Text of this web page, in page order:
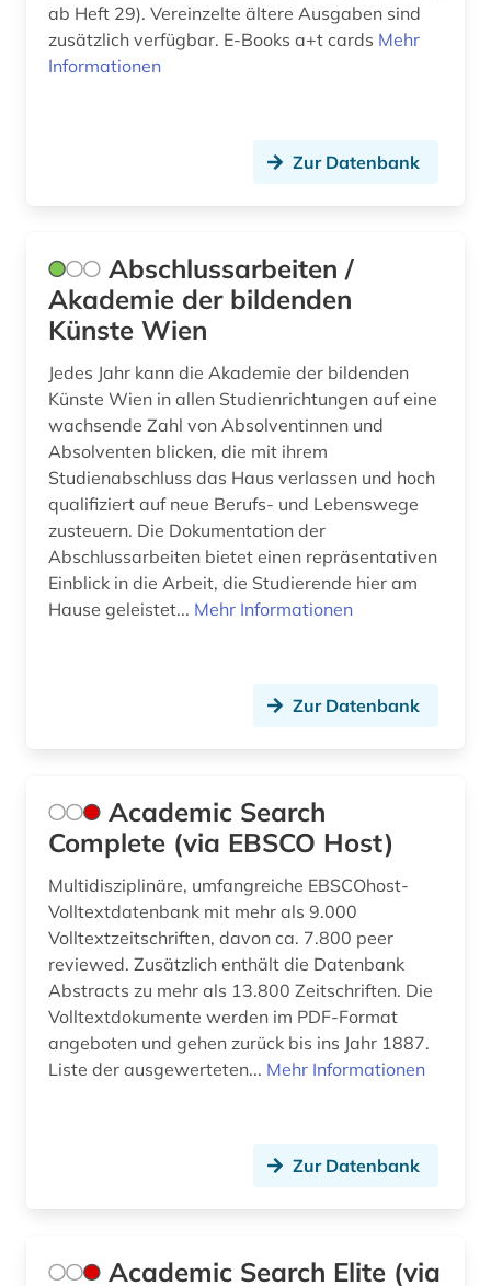
baupreis (2)
baustoff (12)
baustoffe (1)
baustoffkunde (1)
bautechnik (21)
bauteil (2)
bauteile (1)
bauvergabe (2)
bauwerke (1)
bauwirtschaft (4)
bauzeichnung (1)
bauökologie (3)
bayern (3)
ab Heft 29). Vereinzelte ältere Ausgaben sind
zusätzlich verfügbar. E-Books a+t cards Mehr
Informationen
Zur Datenbank
Abschlussarbeiten /
Akademie der bildenden
Künste Wien
Jedes Jahr kann die Akademie der bildenden
Künste Wien in allen Studienrichtungen auf eine
wachsende Zahl von Absolventinnen und
Absolventen blicken, die mit ihrem
Studienabschluss das Haus verlassen und hoch
qualifiziert auf neue Berufs- und Lebenswege
zusteuern. Die Dokumentation der
Abschlussarbeiten bietet einen repräsentativen
Einblick in die Arbeit, die Studierende hier am
Hause geleistet... Mehr Informationen
Zur Datenbank
Academic Search
Complete (via EBSCO Host)
Multidisziplinäre, umfangreiche EBSCOhost-
Volltextdatenbank mit mehr als 9.000
Volltextzeitschriften, davon ca. 7.800 peer
reviewed. Zusätzlich enthält die Datenbank
Abstracts zu mehr als 13.800 Zeitschriften. Die
Volltextdokumente werden im PDF-Format
angeboten und gehen zurück bis ins Jahr 1887.
Liste der ausgewerteten... Mehr Informationen
Zur Datenbank
Academic Search Elite (via